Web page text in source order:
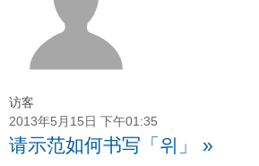
访客
2013年5月15日 下午01:35
请示范如何书写「위」 »